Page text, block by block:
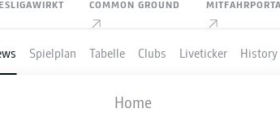
COMMON GROUND
Spielplan Tabelle Clubs Liveticker History
Home
Anzeige